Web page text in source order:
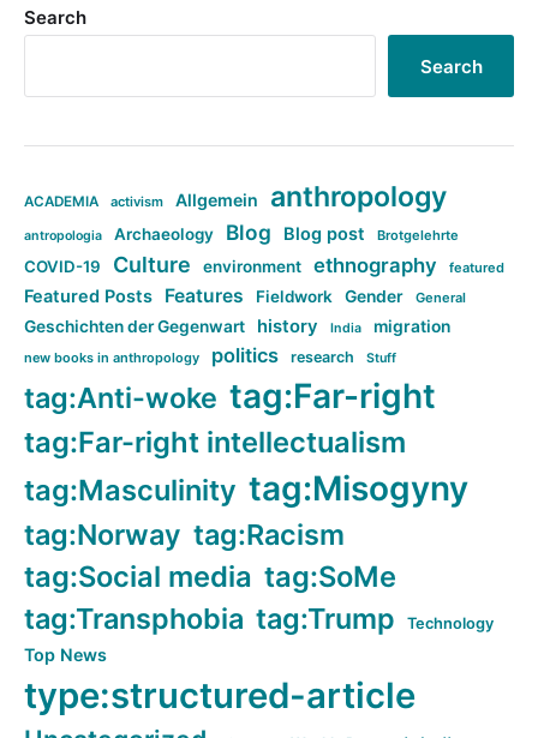
Search
Search
ACADEMIA activism Allgemein anthropology
antropologia Archaeology Blog Blog post Brotgelehrte
COVID-19 Culture environment ethnography featured
Featured Posts Features Fieldwork Gender General
Geschichten der Gegenwart history India migration
new books in anthropology politics research Stuff
tag:Anti-woke tag:Far-right
tag:Far-right intellectualism
tag:Masculinity tag:Misogyny
tag:Norway tag:Racism
tag:Social media tag:SoMe
tag:Transphobia tag:Trump Technology
Top News
type:structured-article